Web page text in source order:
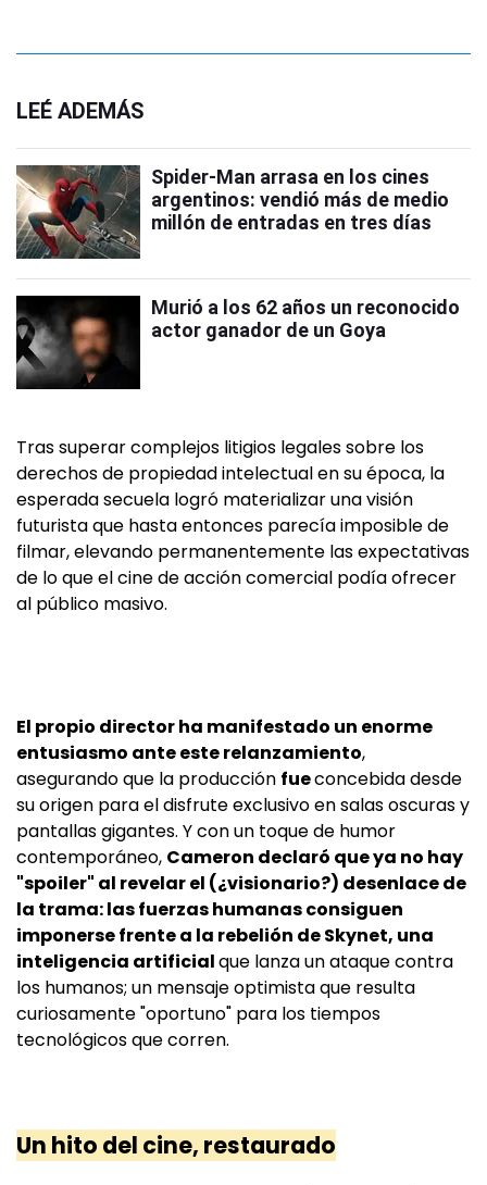
LEÉ ADEMÁS
Spider-Man arrasa en los cines
argentinos: vendió más de medio
millón de entradas en tres días
Murió a los 62 años un reconocido
actor ganador de un Goya
Tras superar complejos litigios legales sobre los
derechos de propiedad intelectual en su época, la
esperada secuela logró materializar una visión
futurista que hasta entonces parecía imposible de
filmar, elevando permanentemente las expectativas
de lo que el cine de acción comercial podía ofrecer
al público masivo.
El propio director ha manifestado un enorme
entusiasmo ante este relanzamiento,
asegurando que la producción fueconcebida desde
su origen para el disfrute exclusivo en salas oscuras y
pantallas gigantes. Y con un toque de humor
contemporáneo, Cameron declaró que ya no hay
"spoiler" al revelar el (¿visionario?) desenlace de
la trama: las fuerzas humanas consiguen
imponerse frente a la rebelión de Skynet, una
inteligencia artificialque lanza un ataque contra
los humanos; un mensaje optimista que resulta
curiosamente "oportuno" para los tiempos
tecnológicos que corren.
Un hito del cine, restaurado